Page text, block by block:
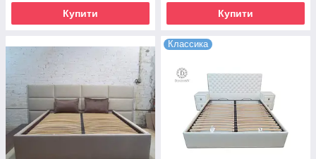
Купити Купити
Классика